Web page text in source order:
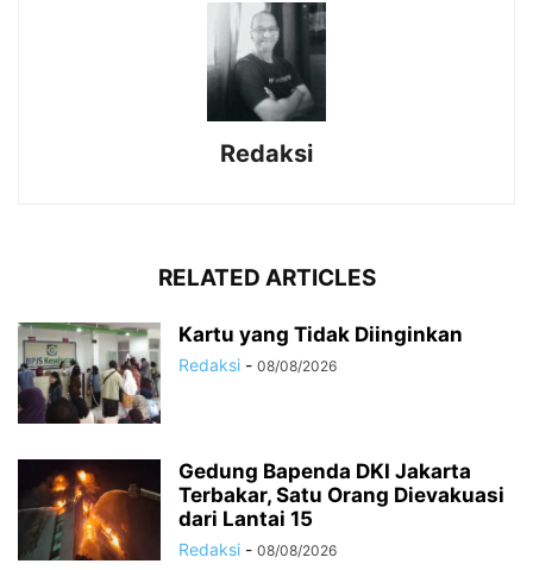
Redaksi
RELATED ARTICLES
Kartu yang Tidak Diinginkan
Redaksi - 08/08/2026
Gedung Bapenda DKI Jakarta
Terbakar, Satu Orang Dievakuasi
dari Lantai 15
Redaksi - 08/08/2026